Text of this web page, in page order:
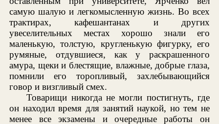
самую шалую и легкомысленную жизнь. Во всех
трактирах, кафешантанах и других
увеселительных местах хорошо знали его
маленькую, толстую, кругленькую фигурку, его
румяные, отдувшиеся, как у раскрашенного
амура, щеки и блестящие, влажные, добрые глаза,
помнили его торопливый, захлебывающийся
говор и визгливый смех.
Товарищи никогда не могли постигнуть, где
он находил время для занятий наукой, но тем не
менее все экзамены и очередные работы он